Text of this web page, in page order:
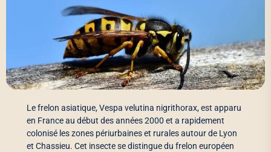
Le frelon asiatique, Vespa velutina nigrithorax, est apparu
en France au début des années 2000 et a rapidement
colonisé les zones périurbaines et rurales autour de Lyon
et Chassieu. Cet insecte se distingue du frelon européen